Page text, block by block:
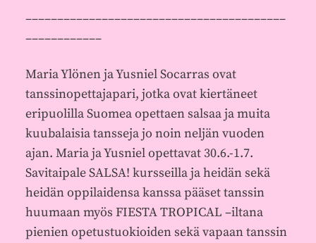
_________________________________________
____________
Maria Ylönen ja Yusniel Socarras ovat
tanssinopettajapari, jotka ovat kiertäneet
eripuolilla Suomea opettaen salsaa ja muita
kuubalaisia tansseja jo noin neljän vuoden
ajan. Maria ja Yusniel opettavat 30.6.-1.7.
Savitaipale SALSA! kursseilla ja heidän sekä
heidän oppilaidensa kanssa pääset tanssin
huumaan myös FIESTA TROPICAL –iltana
pienien opetustuokioiden sekä vapaan tanssin